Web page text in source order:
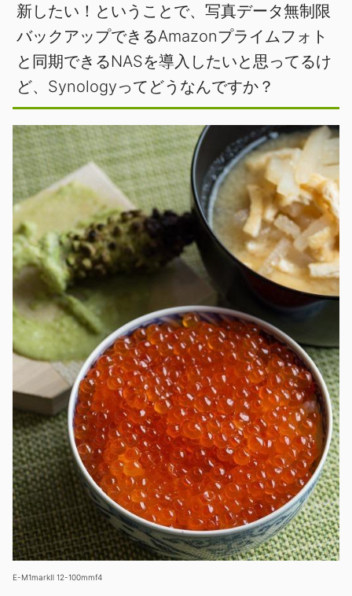
新したい！ということで、写真データ無制限
バックアップできるAmazonプライムフォト
と同期できるNASを導入したいと思ってるけ
ど、Synologyってどうなんですか？
E-M1markⅡ 12-100mmf4